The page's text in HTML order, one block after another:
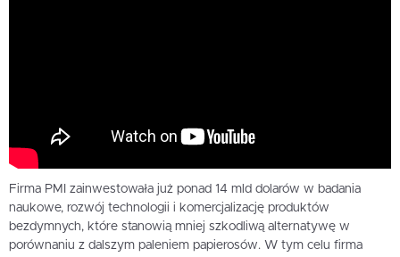
Firma PMI zainwestowała już ponad 14 mld dolarów w badania
naukowe, rozwój technologii i komercjalizację produktów
bezdymnych, które stanowią mniej szkodliwą alternatywę w
porównaniu z dalszym paleniem papierosów. W tym celu firma